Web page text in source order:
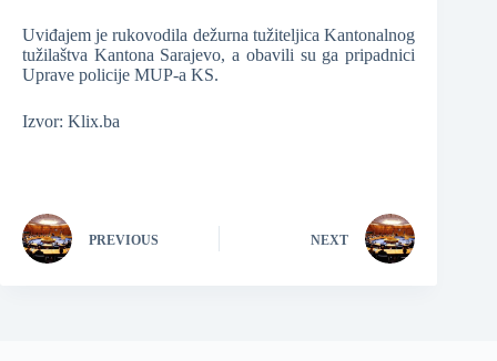
Uviđajem je rukovodila dežurna tužiteljica Kantonalnog
tužilaštva Kantona Sarajevo, a obavili su ga pripadnici
Uprave policije MUP-a KS.
Izvor: Klix.ba
PREVIOUS NEXT